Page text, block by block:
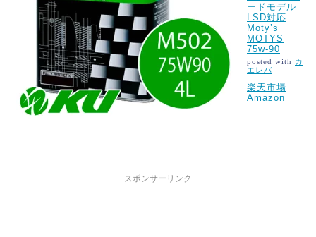
ードモデル
LSD対応
Moty’s
MOTYS
75w-90
posted with カ
エレバ
楽天市場
Amazon
スポンサーリンク